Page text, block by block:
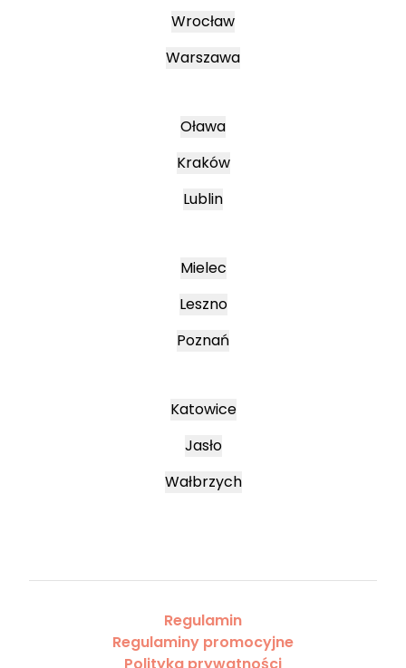
Wrocław
Warszawa
Oława
Kraków
Lublin
Mielec
Leszno
Poznań
Katowice
Jasło
Wałbrzych
Regulamin
Regulaminy promocyjne